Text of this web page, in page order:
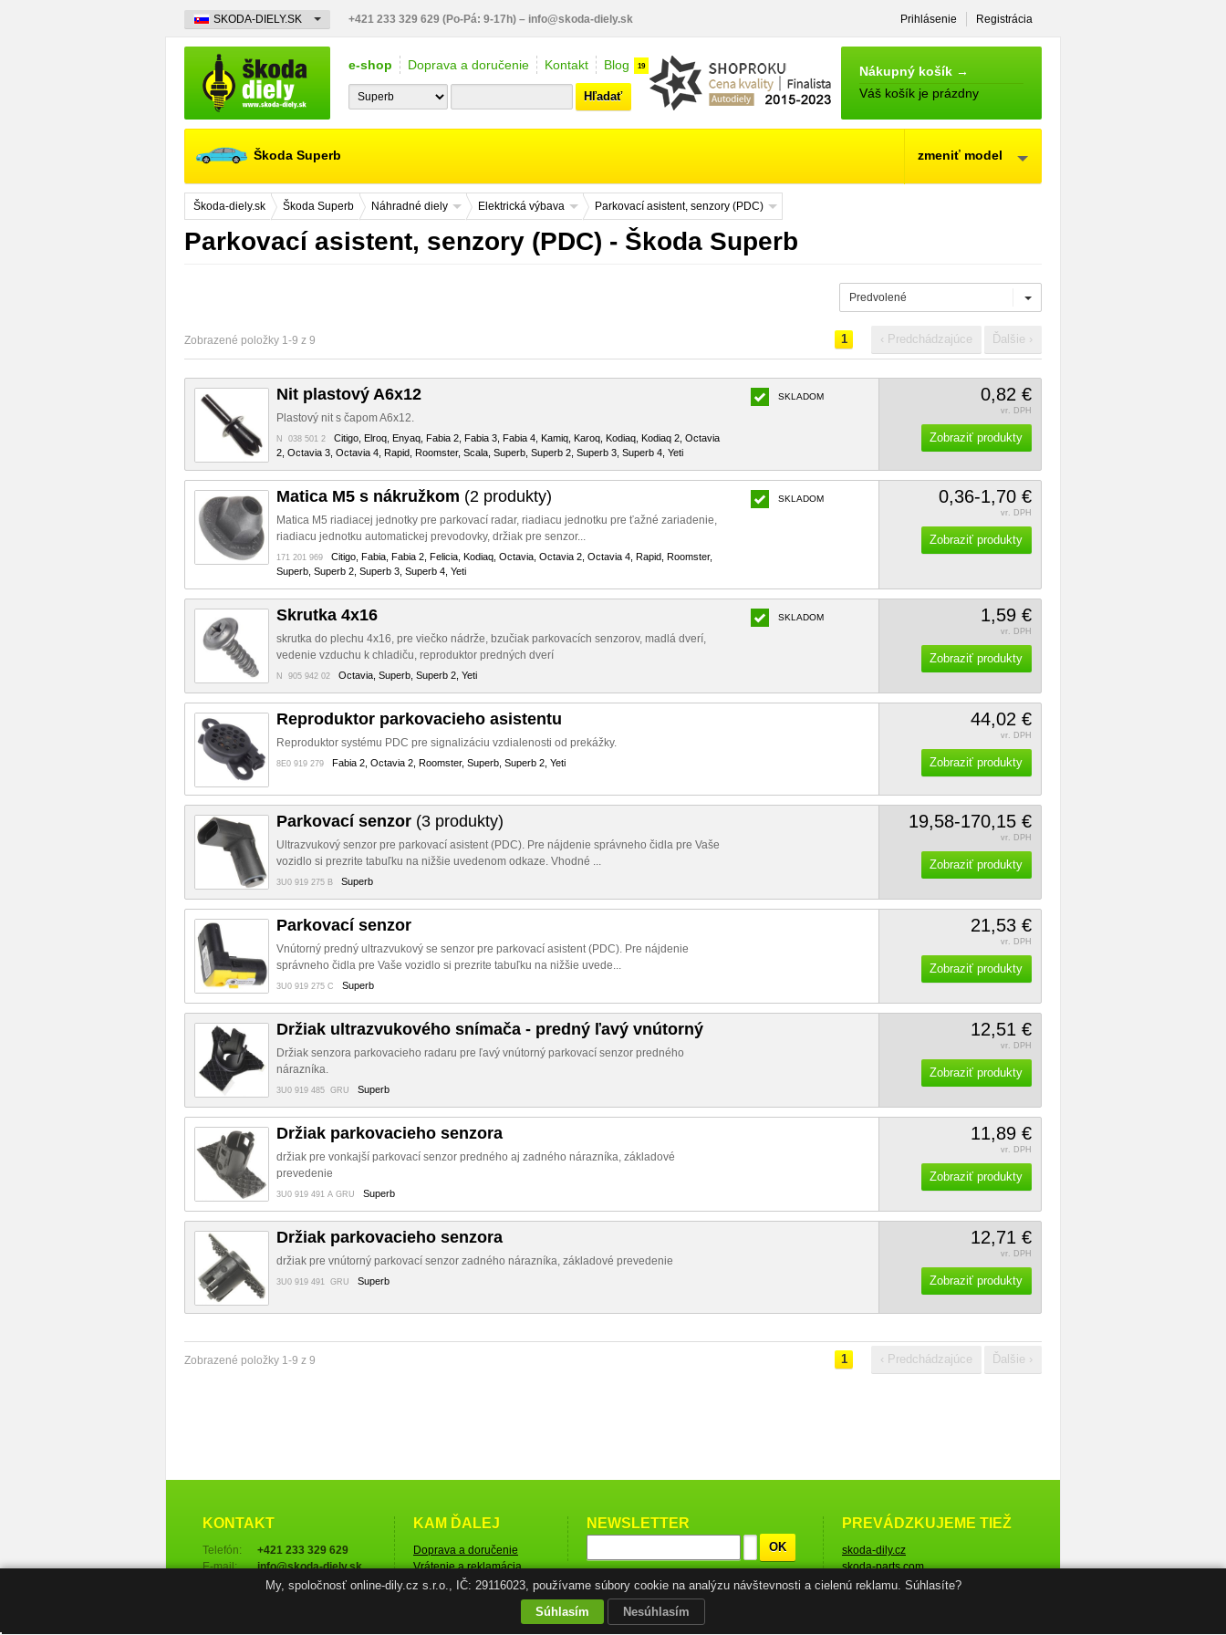
My, spoločnosť online-dily.cz s.r.o., IČ: 29116023, používame súbory cookie na analýzu návštevnosti a cielenú reklamu. Súhlasíte?
Súhlasím
Nesúhlasím
e-shop Doprava a doručenie Kontakt Blog 19
Hľadať
NÁKUPNÝ
KOŠÍK
Nákupný košík →
Váš košík je prázdny
Škoda Superb zmeniť model
Škoda-diely.sk Škoda Superb Náhradné diely Elektrická výbava Parkovací asistent, senzory (PDC)
Parkovací asistent, senzory (PDC) - Škoda Superb
‹ Predchádzajúce Ďalšie ›
Zobrazené položky 1-9 z 9 1
Nit plastový A6x12
Plastový nit s čapom A6x12.
N 038 501 2 Citigo, Elroq, Enyaq, Fabia 2, Fabia 3, Fabia 4, Kamiq, Karoq, Kodiaq, Kodiaq 2, Octavia
2, Octavia 3, Octavia 4, Rapid, Roomster, Scala, Superb, Superb 2, Superb 3, Superb 4, Yeti
SKLADOM 0,82 €
vr. DPH
Zobraziť produkty
Matica M5 s nákružkom (2 produkty)
Matica M5 riadiacej jednotky pre parkovací radar, riadiacu jednotku pre ťažné zariadenie,
riadiacu jednotku automatickej prevodovky, držiak pre senzor...
171 201 969 Citigo, Fabia, Fabia 2, Felicia, Kodiaq, Octavia, Octavia 2, Octavia 4, Rapid, Roomster,
Superb, Superb 2, Superb 3, Superb 4, Yeti
SKLADOM 0,36-1,70 €
vr. DPH
Zobraziť produkty
Skrutka 4x16
skrutka do plechu 4x16, pre viečko nádrže, bzučiak parkovacích senzorov, madlá dverí,
vedenie vzduchu k chladiču, reproduktor predných dverí
N 905 942 02 Octavia, Superb, Superb 2, Yeti
SKLADOM 1,59 €
vr. DPH
Zobraziť produkty
Reproduktor parkovacieho asistentu
Reproduktor systému PDC pre signalizáciu vzdialenosti od prekážky.
8E0 919 279 Fabia 2, Octavia 2, Roomster, Superb, Superb 2, Yeti
44,02 €
vr. DPH
Zobraziť produkty
Parkovací senzor (3 produkty)
Ultrazvukový senzor pre parkovací asistent (PDC). Pre nájdenie správneho čidla pre Vaše
vozidlo si prezrite tabuľku na nižšie uvedenom odkaze. Vhodné ...
3U0 919 275 B Superb
19,58-170,15 €
vr. DPH
Zobraziť produkty
Parkovací senzor
Vnútorný predný ultrazvukový se senzor pre parkovací asistent (PDC). Pre nájdenie
správneho čidla pre Vaše vozidlo si prezrite tabuľku na nižšie uvede...
3U0 919 275 C Superb
21,53 €
vr. DPH
Zobraziť produkty
Držiak ultrazvukového snímača - predný ľavý vnútorný
Držiak senzora parkovacieho radaru pre ľavý vnútorný parkovací senzor predného
nárazníka.
3U0 919 485 GRU Superb
12,51 €
vr. DPH
Zobraziť produkty
Držiak parkovacieho senzora
držiak pre vonkajší parkovací senzor predného aj zadného nárazníka, základové
prevedenie
3U0 919 491 A GRU Superb
11,89 €
vr. DPH
Zobraziť produkty
Držiak parkovacieho senzora
držiak pre vnútorný parkovací senzor zadného nárazníka, základové prevedenie
3U0 919 491 GRU Superb
12,71 €
vr. DPH
Zobraziť produkty
‹ Predchádzajúce Ďalšie ›
Zobrazené položky 1-9 z 9 1
Predvolené
Prihlásenie Registrácia
SKODA-DIELY.SK +421 233 329 629 (Po-Pá: 9-17h) – info@skoda-diely.sk
KONTAKT
Telefón:
+421 233 329 629
E-mail:
info@skoda-diely.sk
Ďalšie kontakty →
KAM ĎALEJ
Doprava a doručenie
Vrátenie a reklamácia
tovaru
Obchodné podmienky
Ochrana osobných údajov
NEWSLETTER
OK
PREVÁDZKUJEME TIEŽ
skoda-dily.cz
skoda-parts.com
© Škoda-diely.sk, 2005–2026